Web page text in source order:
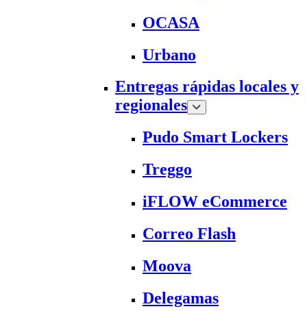
OCASA
Urbano
Entregas rápidas locales y
regionales
Pudo Smart Lockers
Treggo
iFLOW eCommerce
Correo Flash
Moova
Delegamas